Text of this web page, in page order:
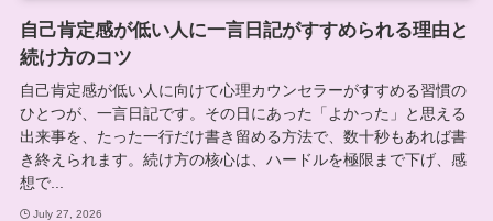
自己肯定感が低い人に一言日記がすすめられる理由と
続け方のコツ
自己肯定感が低い人に向けて心理カウンセラーがすすめる習慣の
ひとつが、一言日記です。その日にあった「よかった」と思える
出来事を、たった一行だけ書き留める方法で、数十秒もあれば書
き終えられます。続け方の核心は、ハードルを極限まで下げ、感
想で...
July 27, 2026